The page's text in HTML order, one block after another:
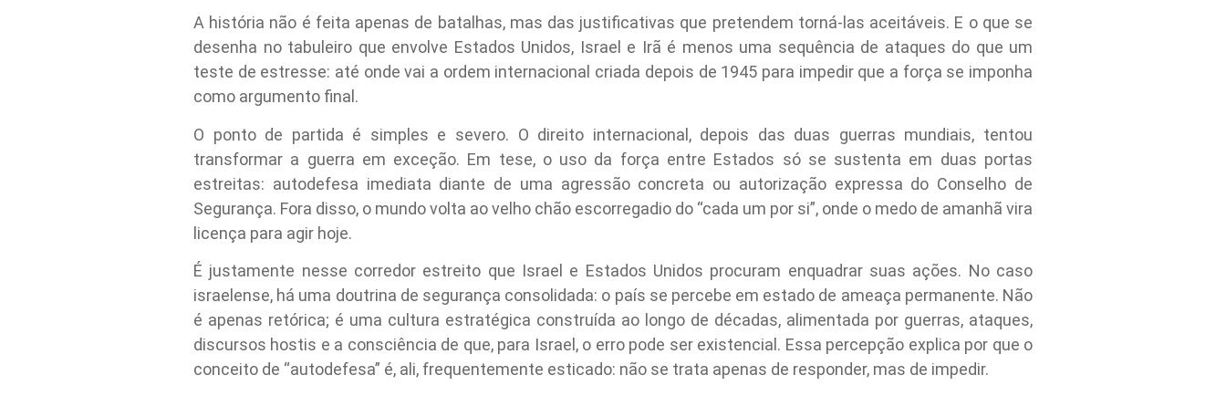
A história não é feita apenas de batalhas, mas das justificativas que pretendem torná-las aceitáveis. E o que se
desenha no tabuleiro que envolve Estados Unidos, Israel e Irã é menos uma sequência de ataques do que um
teste de estresse: até onde vai a ordem internacional criada depois de 1945 para impedir que a força se imponha
como argumento final.
O ponto de partida é simples e severo. O direito internacional, depois das duas guerras mundiais, tentou
transformar a guerra em exceção. Em tese, o uso da força entre Estados só se sustenta em duas portas
estreitas: autodefesa imediata diante de uma agressão concreta ou autorização expressa do Conselho de
Segurança. Fora disso, o mundo volta ao velho chão escorregadio do “cada um por si”, onde o medo de amanhã vira
licença para agir hoje.
É justamente nesse corredor estreito que Israel e Estados Unidos procuram enquadrar suas ações. No caso
israelense, há uma doutrina de segurança consolidada: o país se percebe em estado de ameaça permanente. Não
é apenas retórica; é uma cultura estratégica construída ao longo de décadas, alimentada por guerras, ataques,
discursos hostis e a consciência de que, para Israel, o erro pode ser existencial. Essa percepção explica por que o
conceito de “autodefesa” é, ali, frequentemente esticado: não se trata apenas de responder, mas de impedir.